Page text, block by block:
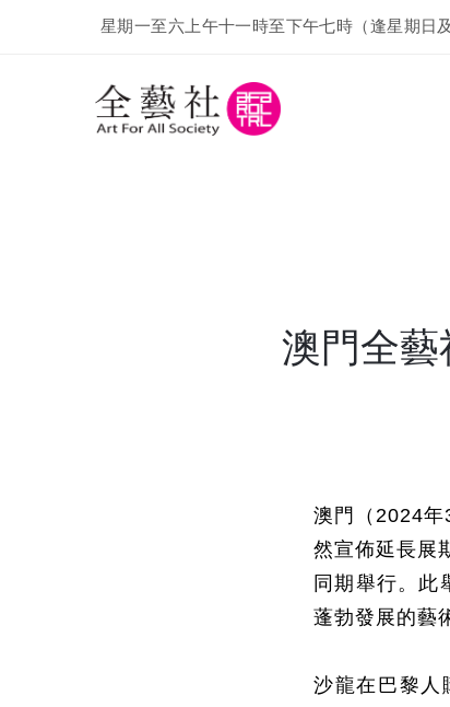
星期一至六上午十一時至下午七時（逢星期日
澳門全
澳門（2024年
然宣佈延長展
同期舉行。此
蓬勃發展的藝
沙龍在巴黎人